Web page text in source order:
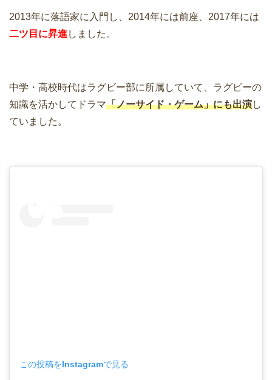
2013年に落語家に入門し、2014年には前座、2017年には
二ツ目に昇進 しました。
中学・高校時代はラグビー部に所属していて、ラグビーの
知識を活かしてドラマ「ノーサイド・ゲーム」にも出演し
ていました。
この投稿をInstagramで見る